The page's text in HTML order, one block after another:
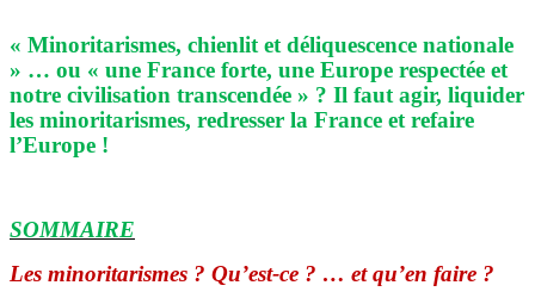
« Minoritarismes, chienlit et déliquescence nationale
» … ou « une France forte, une Europe respectée et
notre civilisation transcendée » ? Il faut agir, liquider
les minoritarismes, redresser la France et refaire
l’Europe !
SOMMAIRE
Les minoritarismes ? Qu’est-ce ? … et qu’en faire ?